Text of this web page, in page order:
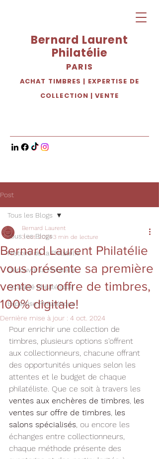
Bernard Laurent
Philatélie
PARIS
ACHAT TIMBRES | EXPERTISE DE
COLLECTION | VENTE
Post
Tous les Blogs
Histoire de la Philatélie
Découvrir la Philatélie
Actualité Philatélique
Expertise Philatélique
Tous les Blogs
Bernard Laurent Philatélie
vous présente sa première
vente sur offre de timbres,
100% digitale!
Bernard Laurent
3 oct. 20243 min de lecture
Dernière mise à jour : 4 oct. 2024
Pour enrichir une collection de
timbres, plusieurs options s'offrent
aux collectionneurs, chacune offrant
des opportunités uniques selon les
attentes et le budget de chaque
philatéliste. Que ce soit à travers les
ventes aux enchères de timbres, les
ventes sur offre de timbres, les
salons spécialisés, ou encore les
échanges entre collectionneurs,
chaque méthode présente des